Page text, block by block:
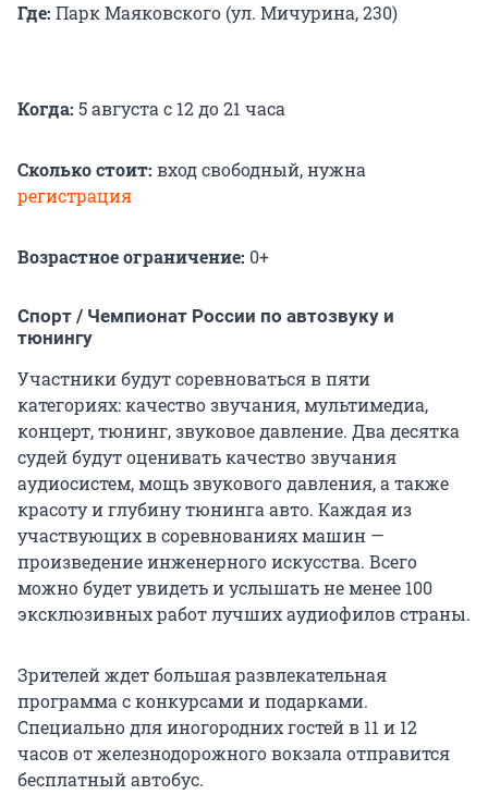
Где: Парк Маяковского (ул. Мичурина, 230)
Когда: 5 августа с 12 до 21 часа
Сколько стоит: вход свободный, нужна
регистрация
Возрастное ограничение: 0+
Спорт / Чемпионат России по автозвуку и
тюнингу
Участники будут соревноваться в пяти
категориях: качество звучания, мультимедиа,
концерт, тюнинг, звуковое давление. Два десятка
судей будут оценивать качество звучания
аудиосистем, мощь звукового давления, а также
красоту и глубину тюнинга авто. Каждая из
участвующих в соревнованиях машин —
произведение инженерного искусства. Всего
можно будет увидеть и услышать не менее 100
эксклюзивных работ лучших аудиофилов страны.
Зрителей ждет большая развлекательная
программа с конкурсами и подарками.
Специально для иногородних гостей в 11 и 12
часов от железнодорожного вокзала отправится
бесплатный автобус.